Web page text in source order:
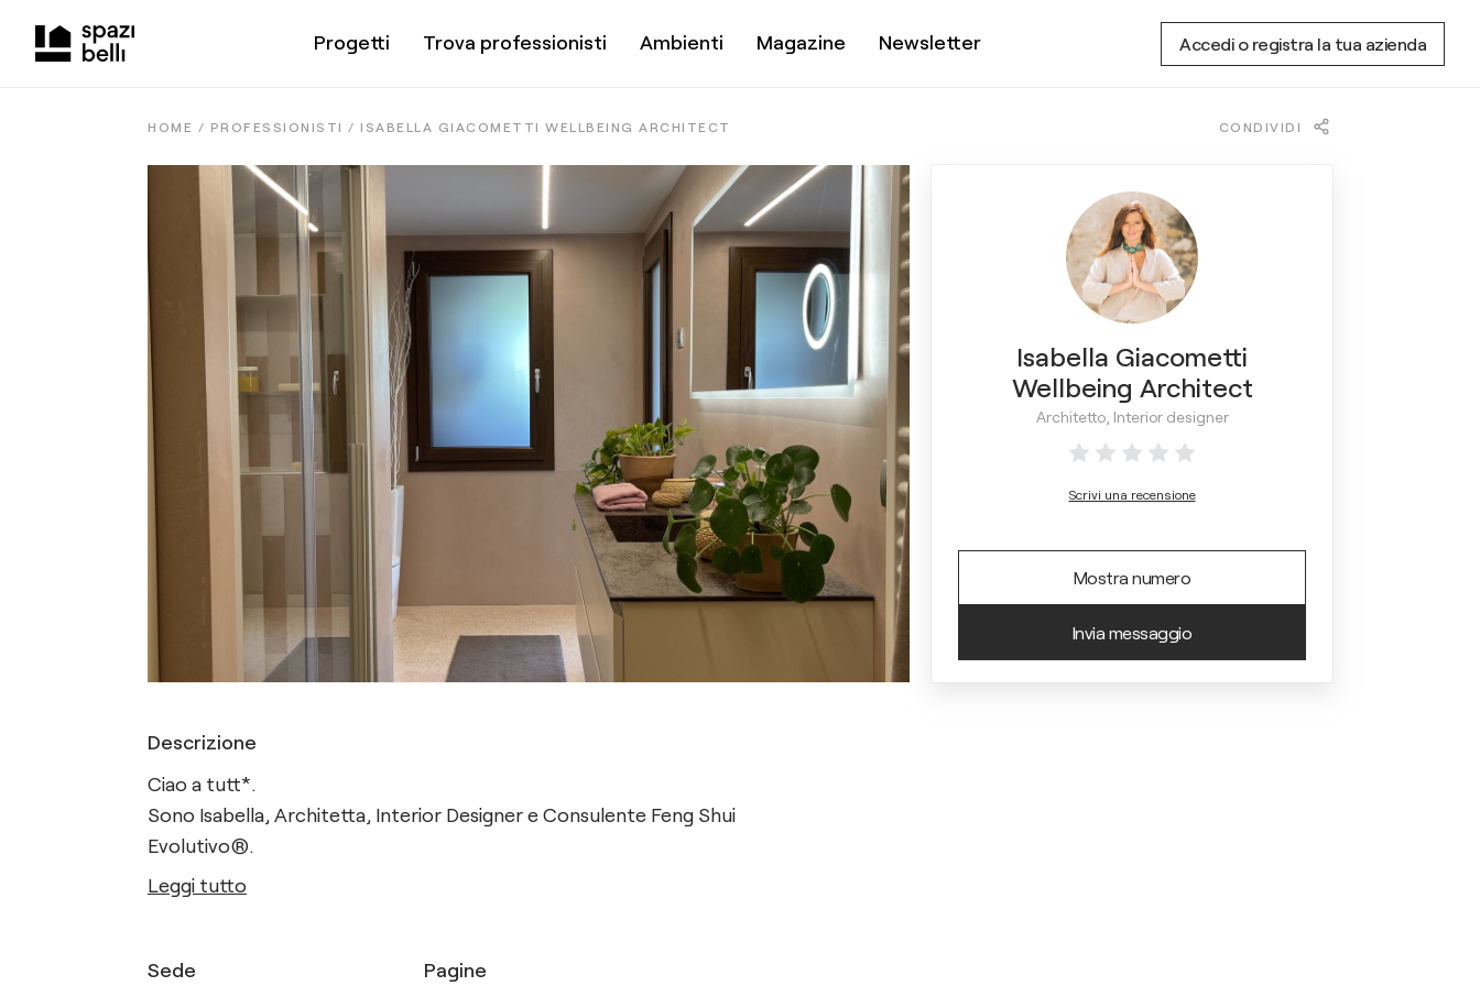
Progetti Trova professionisti Ambienti Magazine Newsletter Accedi o registra la tua azienda
HOME / PROFESSIONISTI / ISABELLA GIACOMETTI WELLBEING ARCHITECT CONDIVIDI
Isabella Giacometti
Wellbeing Architect
Architetto, Interior designer
Scrivi una recensione
Mostra numero
Invia messaggio
Descrizione
Ciao a tutt*.
Sono Isabella, Architetta, Interior Designer e Consulente Feng Shui
Evolutivo®.
Leggi tutto
Sede Pagine